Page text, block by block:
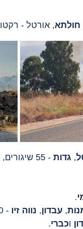
חולתא, אורטל - רקטות
, גדות
- 55
.
, עבדון, נווה זיו
וכברי.